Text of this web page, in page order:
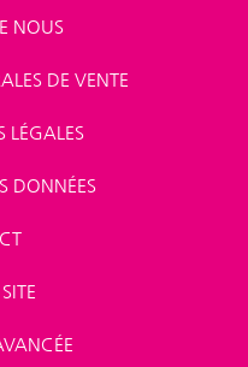
NOUS
DE VENTE
LÉGALES
DONNÉES